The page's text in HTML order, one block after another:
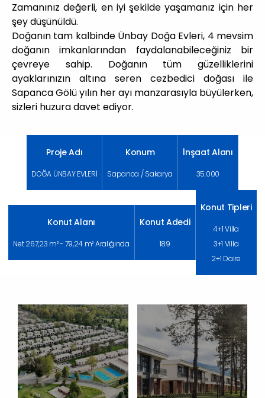
Zamanınız değerli, en iyi şekilde yaşamanız için her
şey düşünüldü.
Doğanın tam kalbinde Ünbay Doğa Evleri, 4 mevsim
doğanın imkanlarından faydalanabileceğiniz bir
çevreye sahip. Doğanın tüm güzelliklerini
ayaklarınızın altına seren cezbedici doğası ile
Sapanca Gölü yılın her ayı manzarasıyla büyülerken,
sizleri huzura davet ediyor.
Proje Adı
DOĞA ÜNBAY EVLERİ
Konum
Sapanca / Sakarya
İnşaat Alanı
35.000
Konut Alanı
Net 267,23 m² - 79,24 m² Aralığında
Konut Adedi
189
Konut Tipleri
4+1 Villa
3+1 Villa
2+1 Daire